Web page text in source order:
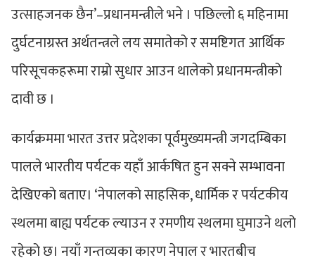
उत्साहजनक छैन’–प्रधानमन्त्रीले भने । पछिल्लो ६ महिनामा
दुर्घटनाग्रस्त अर्थतन्त्रले लय समातेको र समष्टिगत आर्थिक
परिसूचकहरूमा राम्रो सुधार आउन थालेको प्रधानमन्त्रीको
दावी छ ।
कार्यक्रममा भारत उत्तर प्रदेशका पूर्वमुख्यमन्त्री जगदम्बिका
पालले भारतीय पर्यटक यहाँ आर्कषित हुन सक्ने सम्भावना
देखिएको बताए। ‘नेपालको साहसिक, धार्मिक र पर्यटकीय
स्थलमा बाह्य पर्यटक ल्याउन र रमणीय स्थलमा घुमाउने थलो
रहेको छ। नयाँ गन्तव्यका कारण नेपाल र भारतबीच